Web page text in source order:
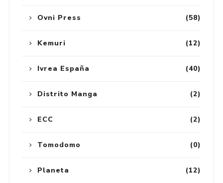
(58)
Ovni Press
(12)
Kemuri
(40)
Ivrea España
(2)
Distrito Manga
(2)
ECC
(0)
Tomodomo
(12)
Planeta